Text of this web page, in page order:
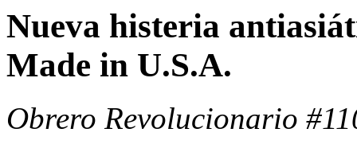
Nueva histeria
Made in U.S.A.
Obrero Revolucionario